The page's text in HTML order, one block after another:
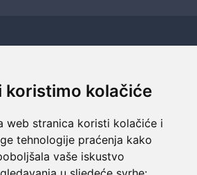
koristimo kolačiće
web stranica koristi kolačiće i
tehnologije praćenja kako
vaše iskustvo
dostava
kod vas
novaca
Roba za novac
podrška
na raspolaganju